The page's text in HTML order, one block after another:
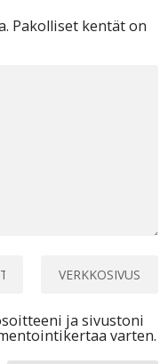
Pakolliset kentät on
ja sivustoni
varten.